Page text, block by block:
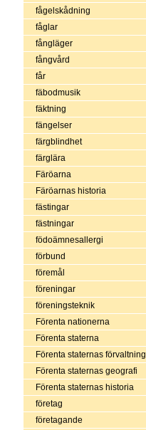
fågelskådning
fåglar
fångläger
fångvård
får
fäbodmusik
fäktning
fängelser
färgblindhet
färglära
Färöarna
Färöarnas historia
fästingar
fästningar
födoämnesallergi
förbund
föremål
föreningar
föreningsteknik
Förenta nationerna
Förenta staterna
Förenta staternas förvaltning
Förenta staternas geografi
Förenta staternas historia
företag
företagande